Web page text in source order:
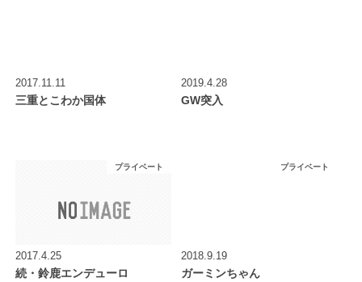
2017.11.11
三重とこわか国体
2019.4.28
GW突入
プライベート
2017.4.25
続・鈴鹿エンデューロ
プライベート
2018.9.19
ガーミンちゃん